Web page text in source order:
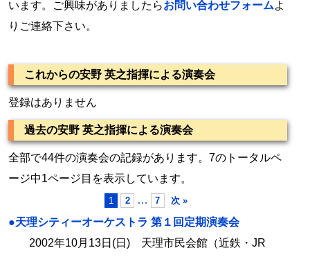
います。ご興味がありましたらお問い合わせフォームよ
りご連絡下さい。
これからの安野 英之指揮による演奏会
登録はありません
過去の安野 英之指揮による演奏会
全部で44件の演奏会の記録があります。7のトータルペ
ージ中1ページ目を表示しています。
1 2 … 7 次 »
●天理シティーオーケストラ 第１回定期演奏会
2002年10月13日(日) 天理市民会館（近鉄・JR